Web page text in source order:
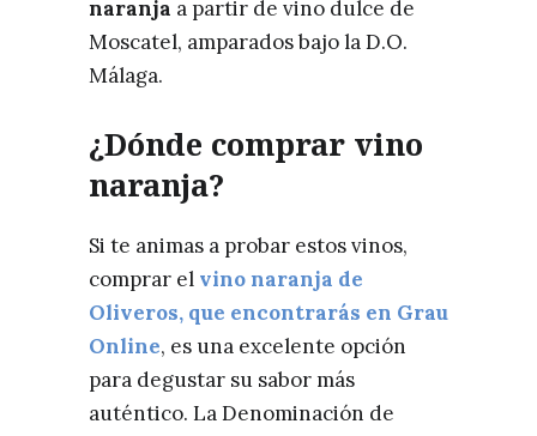
naranja a partir de vino dulce de
Moscatel, amparados bajo la D.O.
Málaga.
¿Dónde comprar vino
naranja?
Si te animas a probar estos vinos,
comprar el vino naranja de
Oliveros, que encontrarás en Grau
Online, es una excelente opción
para degustar su sabor más
auténtico. La Denominación de